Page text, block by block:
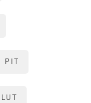
PIT